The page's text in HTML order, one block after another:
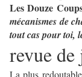
Les Douze
mécanismes de
tout cas pour toi,
revue de
La plus